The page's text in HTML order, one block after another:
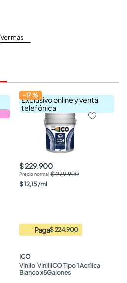
Ver más
Exclusivo online y venta
telefónica
-17%
$ 229.900
$ 279.990
$12,15 /ml
Paga$ 224.900
ICO
Vinilo  ViniliICO Tipo 1 Acrílica
Blanco x5Galones